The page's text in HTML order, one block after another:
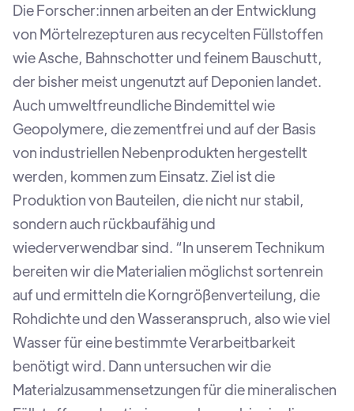
Die Forscher:innen arbeiten an der Entwicklung
von Mörtelrezepturen aus recycelten Füllstoffen
wie Asche, Bahnschotter und feinem Bauschutt,
der bisher meist ungenutzt auf Deponien landet.
Auch umweltfreundliche Bindemittel wie
Geopolymere, die zementfrei und auf der Basis
von industriellen Nebenprodukten hergestellt
werden, kommen zum Einsatz. Ziel ist die
Produktion von Bauteilen, die nicht nur stabil,
sondern auch rückbaufähig und
wiederverwendbar sind. “In unserem Technikum
bereiten wir die Materialien möglichst sortenrein
auf und ermitteln die Korngrößenverteilung, die
Rohdichte und den Wasseranspruch, also wie viel
Wasser für eine bestimmte Verarbeitbarkeit
benötigt wird. Dann untersuchen wir die
Materialzusammensetzungen für die mineralischen